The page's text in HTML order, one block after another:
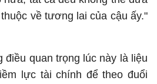
về tương lai của cậu ấy."
điều quan trọng lúc này là liệu
lực tài chính để theo đuổi